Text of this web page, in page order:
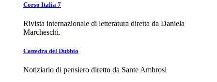
Corso Italia 7
Rivista internazionale di letteratura diretta da Daniela
Marcheschi.
Cattedra del Dubbio
Notiziario di pensiero diretto da Sante Ambrosi